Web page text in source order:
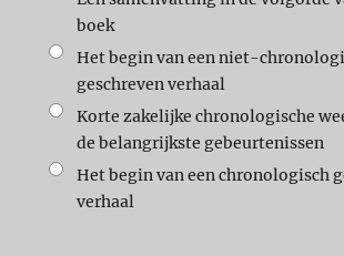
boek
Het begin van een niet-
geschreven verhaal
Korte zakelijke chronologische
de belangrijkste gebeurtenissen
Het begin van een chronologisch
verhaal